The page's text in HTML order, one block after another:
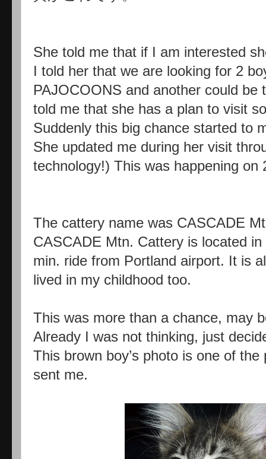
She told me that if I am interested
I told her that we are looking for 2
PAJOCOONS and another could be
told me that she has a plan to visit
Suddenly this big chance started to
She updated me during her visit
technology!) This was happening on
The cattery name was CASCADE
CASCADE Mtn. Cattery is located
min. ride from Portland airport. It is
lived in my childhood too.
This was more than a chance, may
Already I was not thinking, just
This brown boy’s photo is one of
sent me.